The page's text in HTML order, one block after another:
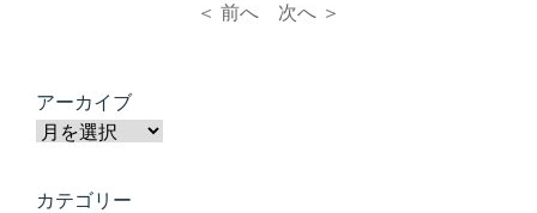
＜ 前へ 次へ ＞
アーカイブ
カテゴリー